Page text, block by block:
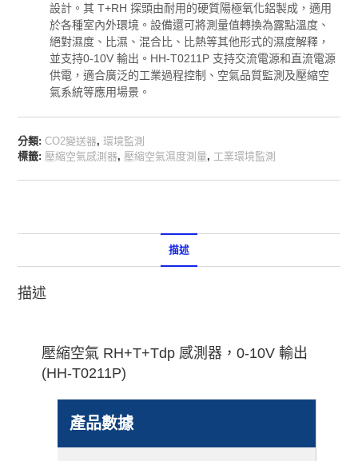
設計。其 T+RH 探頭由耐用的硬質陽極氧化鋁製成，適用
於各種室內外環境。設備還可將測量值轉換為露點溫度、
絕對濕度、比濕、混合比、比熱等其他形式的濕度解釋，
並支持0-10V 輸出。HH-T0211P 支持交流電源和直流電源
供電，適合廣泛的工業過程控制、空氣品質監測及壓縮空
氣系統等應用場景。
分類:CO2變送器,環境監測
標籤: 壓縮空氣感測器, 壓縮空氣濕度測量, 工業環境監測
描述
描述
壓縮空氣 RH+T+Tdp 感測器，0-10V 輸出
(HH-T0211P)
產品數據